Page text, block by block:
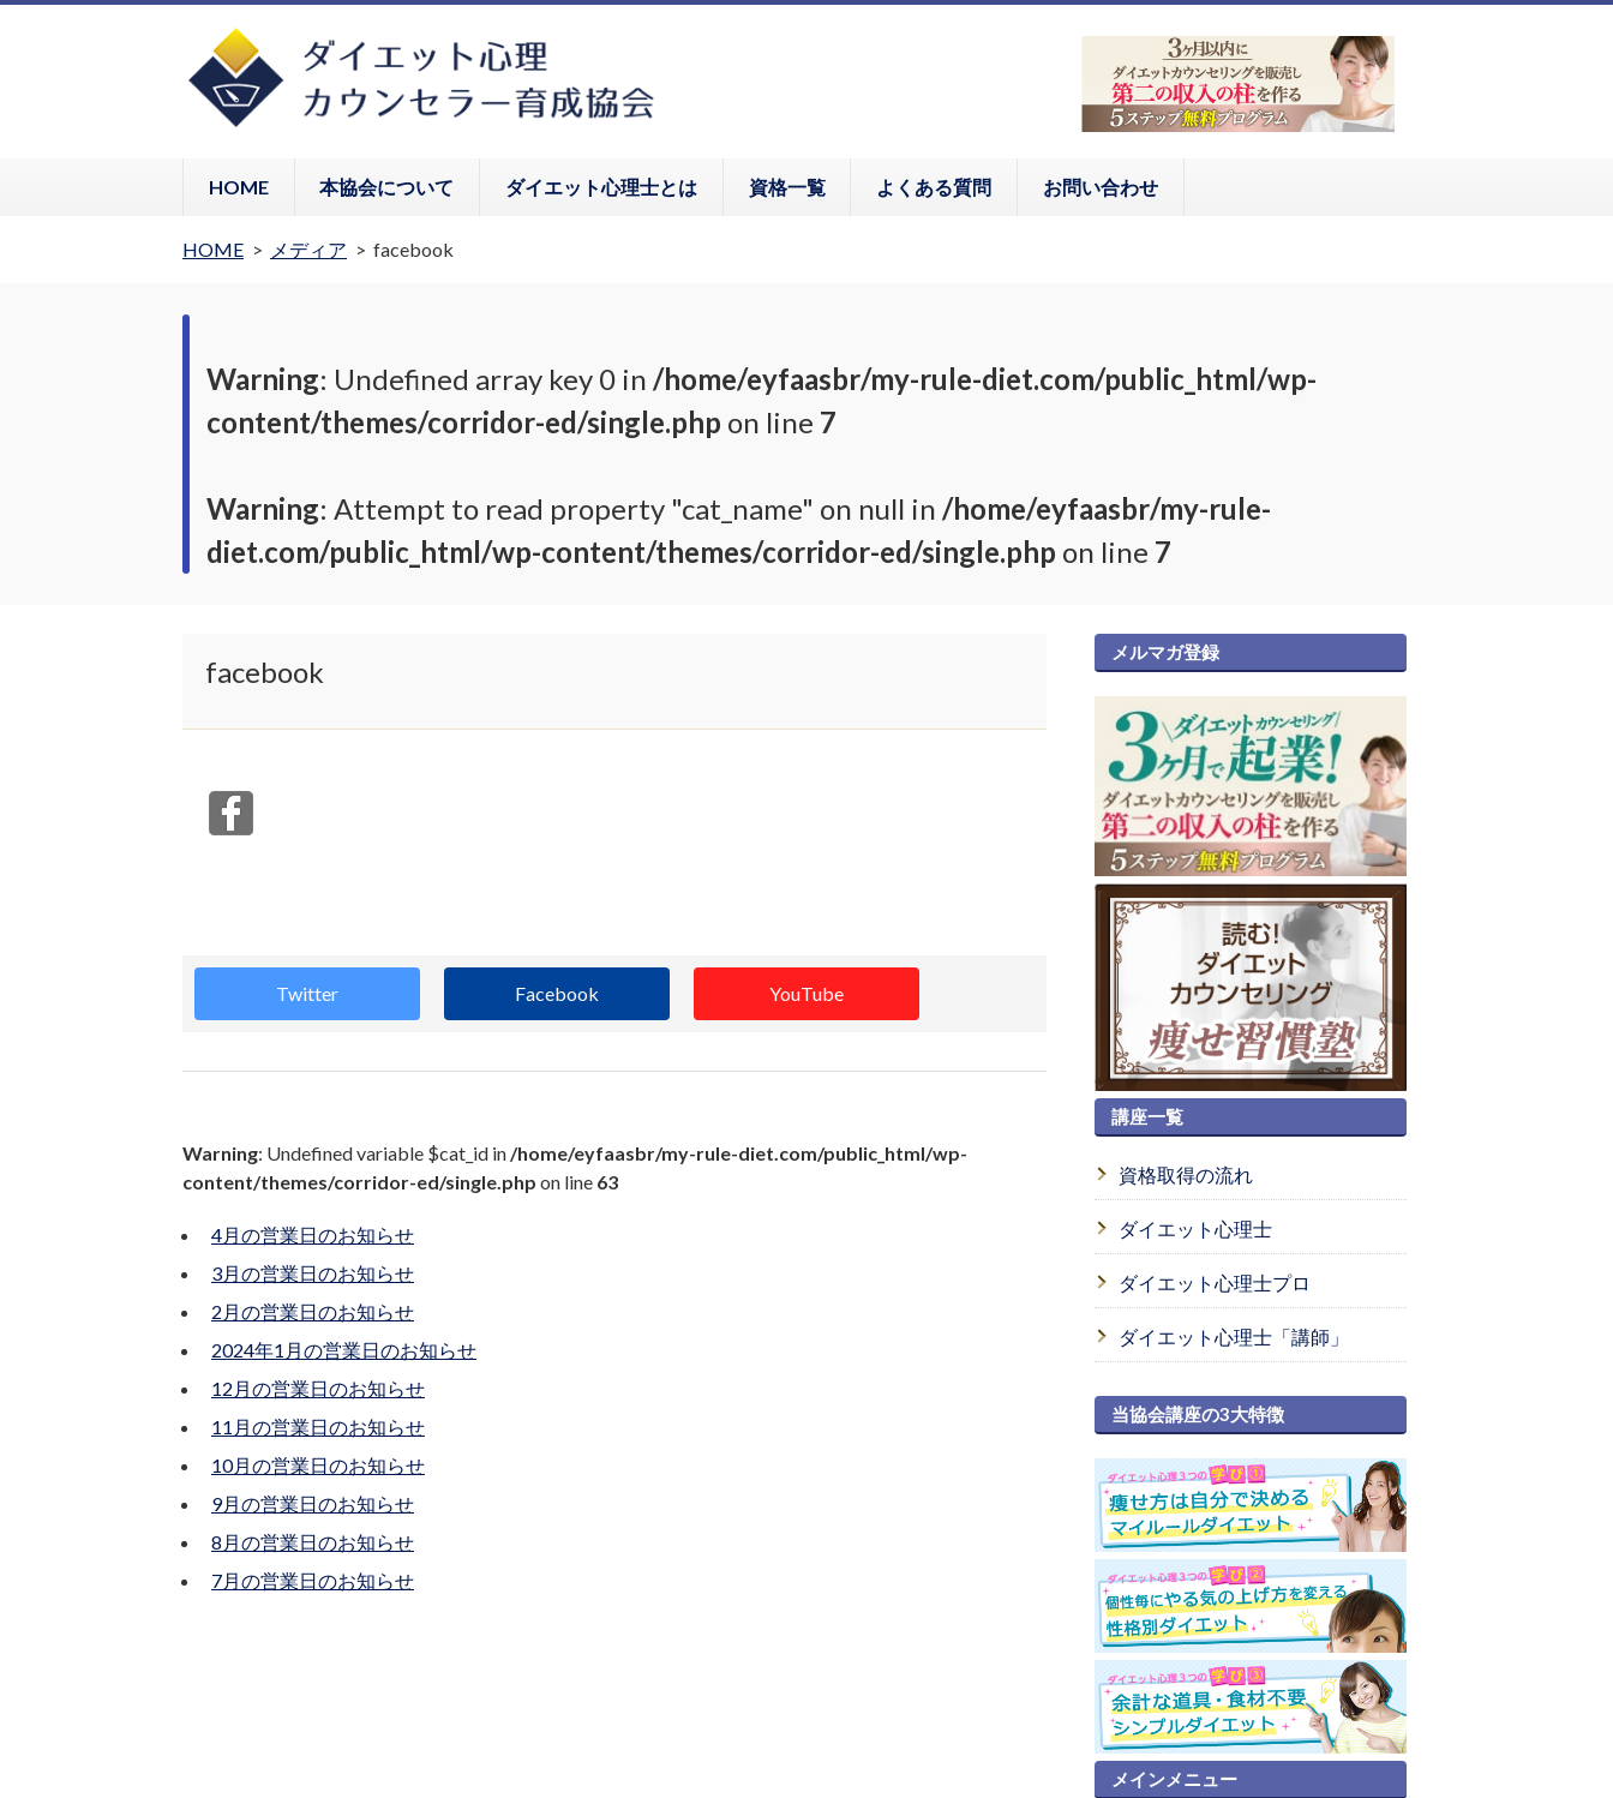
HOME 本協会について ダイエット心理士とは 資格一覧 よくある質問 お問い合わせ
HOME メディア facebook
Warning: Undefined array key 0 in /home/eyfaasbr/my-rule-diet.com/public_html/wp-
content/themes/corridor-ed/single.php on line 7
Warning: Attempt to read property "cat_name" on null in /home/eyfaasbr/my-rule-
diet.com/public_html/wp-content/themes/corridor-ed/single.php on line 7
facebook
Twitter Facebook YouTube
Warning: Undefined variable $cat_id in/home/eyfaasbr/my-rule-diet.com/public_html/wp-
content/themes/corridor-ed/single.php on line 63
4月の営業日のお知らせ
3月の営業日のお知らせ
2月の営業日のお知らせ
2024年1月の営業日のお知らせ
12月の営業日のお知らせ
11月の営業日のお知らせ
10月の営業日のお知らせ
9月の営業日のお知らせ
8月の営業日のお知らせ
7月の営業日のお知らせ
メルマガ登録
講座一覧
資格取得の流れ
ダイエット心理士
ダイエット心理士プロ
ダイエット心理士「講師」
当協会講座の3大特徴
メインメニュー